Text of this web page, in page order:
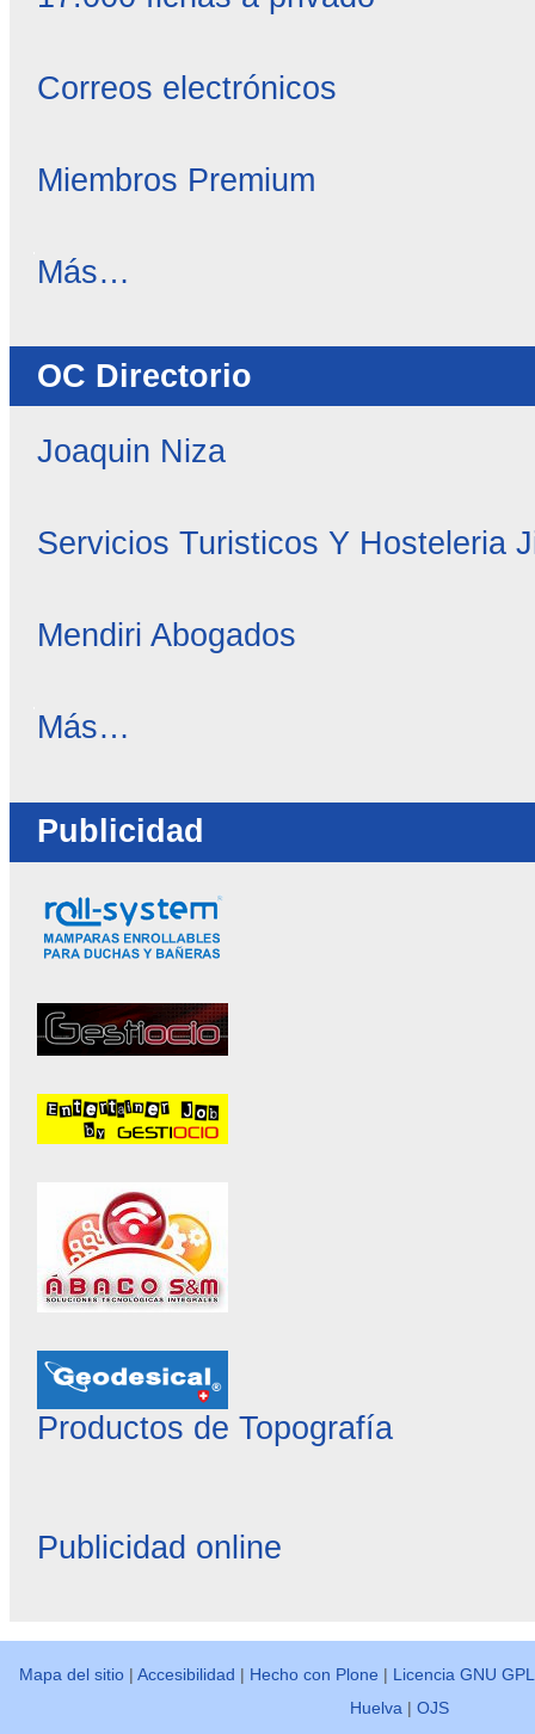
Correos electrónicos
Miembros Premium
OC
Más…
OC Directorio
Joaquin Niza
Servicios Turisticos Y Hosteleria
Mendiri Abogados
OC
Más…
Publicidad
Productos de Topografía
Publicidad online
Mapa del sitio |Accesibilidad | Hecho con Plone | Licencia GNU GPL
Huelva |OJS